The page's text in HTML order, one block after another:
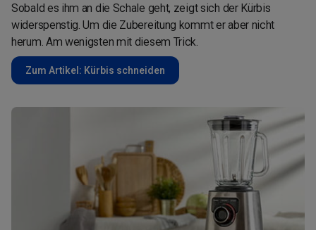
Sobald es ihm an die Schale geht, zeigt sich der Kürbis
widerspenstig. Um die Zubereitung kommt er aber nicht
herum. Am wenigsten mit diesem Trick.
Zum Artikel: Kürbis schneiden